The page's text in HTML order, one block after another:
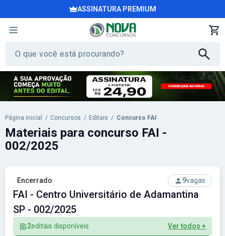
ASSINATURA PREMIUM
Página inicial / Concursos / Editais / Concurso FAI
Encerrado 9vagas
FAI - Centro Universitário de Adamantina
SP - 002/2025
2editais disponíveis Ver todos +
Materiais para concurso FAI -
002/2025